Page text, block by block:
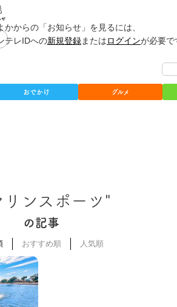
かからの「お知らせ」を見るには、
テレIDへの新規登録またはログインが必要
おでかけ グルメ
リンスポーツ"
の記事
おすすめ順 人気順